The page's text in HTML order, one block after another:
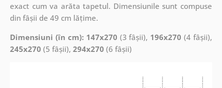
exact cum va arăta tapetul. Dimensiunile sunt compuse
din fâșii de 49 cm lățime.
Dimensiuni (în cm): 147x270 (3 fâșii), 196x270 (4 fâșii),
245x270 (5 fâșii), 294x270 (6 fâșii)